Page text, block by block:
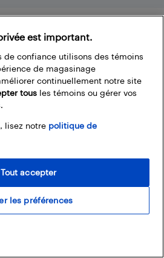
Best Buy
participer à des concours et
proposant vos commentaires.
sur la technologie, et consultez
personnes sur les produits
est important.
de confiance utilisons des témoins
de magasinage
continuellement notre site
tous les témoins ou gérer vos
lisez notre politique de
les préférences
Tout accepter